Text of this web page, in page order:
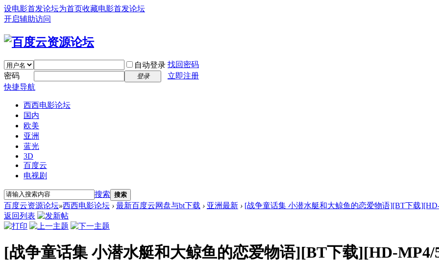
设电影首发论坛为首页收藏电影首发论坛
开启辅助访问
自动登录 找回密码
密码
登录
立即注册
快捷导航
西西电影论坛
国内
欧美
亚洲
蓝光
3D
百度云
电视剧
搜索 搜索
百度云资源论坛»西西电影论坛 › 最新百度云网盘与bt下载 › 亚洲最新 › [战争童话集 小潜水艇和大鲸鱼的恋爱物语][BT下载
返回列表
[战争童话集 小潜水艇和大鲸鱼的恋爱物语][BT下载][HD-MP4/